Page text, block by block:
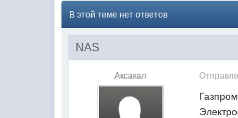
В этой теме нет ответов
NAS
Аксакал